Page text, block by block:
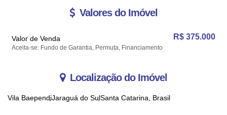
Valores do Imóvel
R$ 375.000
Valor de Venda
Aceita-se: Fundo de Garantia, Permuta, Financiamento
Localização do Imóvel
Vila BaependiJaraguá do SulSanta Catarina, Brasil